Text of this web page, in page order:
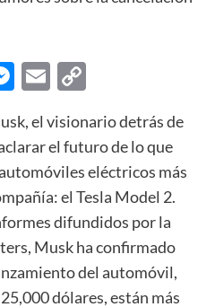
Messenger
EmailCopy
el visionario detrás de
el futuro de lo que
eléctricos más
el Tesla Model 2.
difundidos por la
Musk ha confirmado
del automóvil,
dólares, están más